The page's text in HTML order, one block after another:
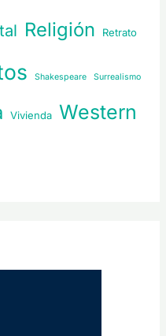
Religión Retrato
Shakespeare Surrealismo
Vivienda Western